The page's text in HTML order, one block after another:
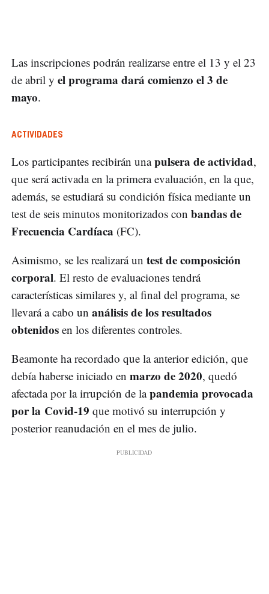
Las inscripciones podrán realizarse entre el 13 y el 23
de abril y el programa dará comienzo el 3 de
mayo.
ACTIVIDADES
Los participantes recibirán unapulsera de actividad,
que será activada en la primera evaluación, en la que,
además, se estudiará su condición física mediante un
test de seis minutos monitorizados con bandas de
Frecuencia Cardíaca (FC).
Asimismo, se les realizará un test de composición
corporal. El resto de evaluaciones tendrá
características similares y, al final del programa, se
llevará a cabo un análisis de los resultados
obtenidos en los diferentes controles.
Beamonte ha recordado que la anterior edición, que
debía haberse iniciado en marzo de 2020, quedó
afectada por la irrupción de lapandemia provocada
por la Covid-19 que motivó su interrupción y
posterior reanudación en el mes de julio.